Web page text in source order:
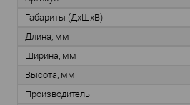
Габариты (ДхШхВ)
Длина, мм
Ширина, мм
Высота, мм
Производитель